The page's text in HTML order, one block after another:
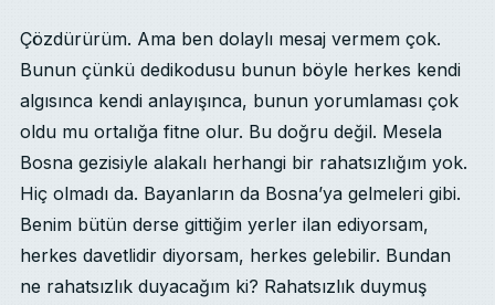
Çözdürürüm. Ama ben dolaylı mesaj vermem çok.
Bunun çünkü dedikodusu bunun böyle herkes kendi
algısınca kendi anlayışınca, bunun yorumlaması çok
oldu mu ortalığa fitne olur. Bu doğru değil. Mesela
Bosna gezisiyle alakalı herhangi bir rahatsızlığım yok.
Hiç olmadı da. Bayanların da Bosna’ya gelmeleri gibi.
Benim bütün derse gittiğim yerler ilan ediyorsam,
herkes davetlidir diyorsam, herkes gelebilir. Bundan
ne rahatsızlık duyacağım ki? Rahatsızlık duymuş